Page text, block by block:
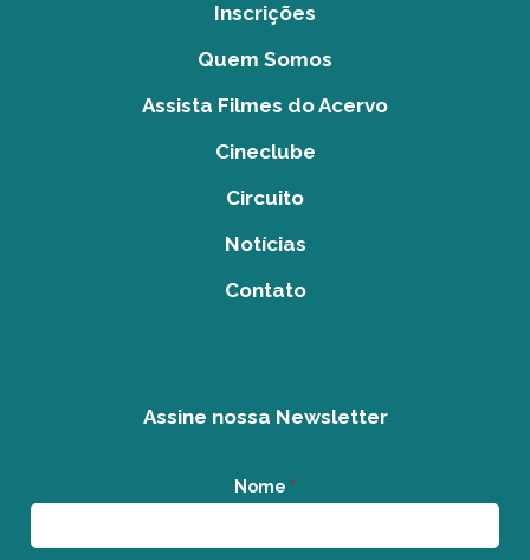
Inscrições
Quem Somos
Assista Filmes do Acervo
Cineclube
Circuito
Notícias
Contato
Assine nossa Newsletter
Nome *